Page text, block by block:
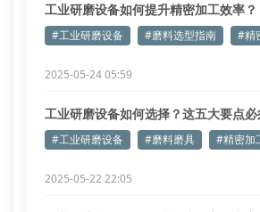
工业研磨设备如何提升精密加工效率？
#工业研磨设备 #磨料选型指南 #精
2025-05-24 05:59
工业研磨设备如何选择？这五大要点必
#工业研磨设备 #磨料磨具 #精密加
2025-05-22 22:05